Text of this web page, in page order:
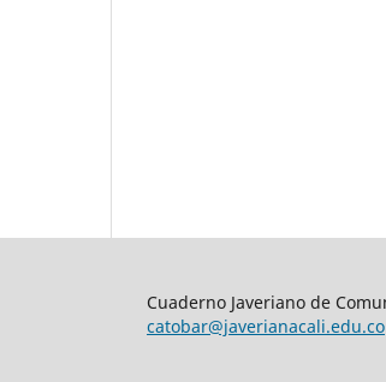
Cuaderno Javeriano de
catobar@javerianacali.edu.co